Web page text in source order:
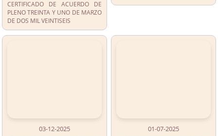
CERTIFICADO DE ACUERDO DE
PLENO TREINTA Y UNO DE MARZO
DE DOS MIL VEINTISEIS
03-12-2025 01-07-2025